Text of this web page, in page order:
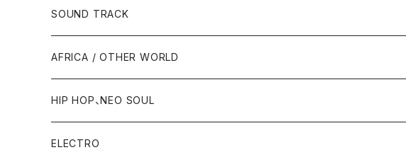
SOUND TRACK
AFRICA / OTHER WORLD
HIP HOP、NEO SOUL
ELECTRO